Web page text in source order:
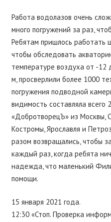
Работа водолазов очень
много погружений за раз,
Ребятам пришлось работать
чтобы обследовать
температуре воздуха от -12
м, просверлили более 1000
погружения подводной
видимость составляла
«ДобротворецЪ» из Москвы,
Костромы, Ярославля и
разом возвращались, чтобы
каждый раз, когда ребята
надежда, что маленький
помощи.
15 января 2021 года.
12:30 «Стоп. Проверка